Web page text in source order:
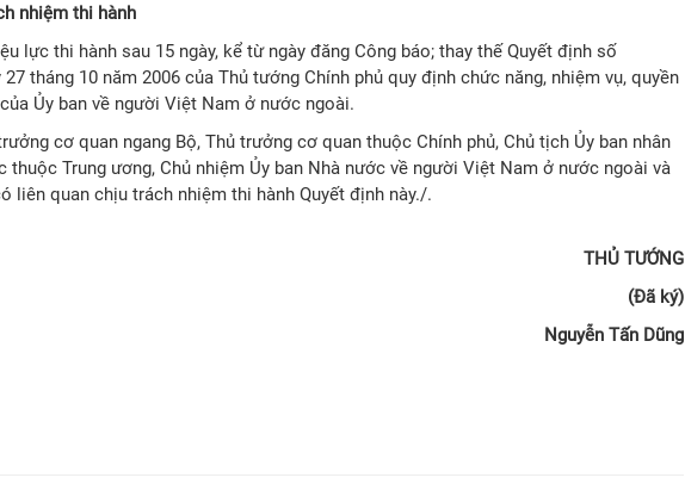
nhiệm thi hành
lực thi hành sau 15 ngày, kể từ ngày đăng Công báo; thay thế Quyết định số
tháng 10 năm 2006 của Thủ tướng Chính phủ quy định chức năng, nhiệm vụ, quyền
Ủy ban về người Việt Nam ở nước ngoài.
cơ quan ngang Bộ, Thủ trưởng cơ quan thuộc Chính phủ, Chủ tịch Ủy ban nhân
thuộc Trung ương, Chủ nhiệm Ủy ban Nhà nước về người Việt Nam ở nước ngoài và
liên quan chịu trách nhiệm thi hành Quyết định này./.
THỦ TƯỚNG
(Đã ký)
Nguyễn Tấn Dũng